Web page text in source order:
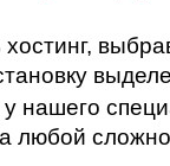
хостинг,
у нашего
любой